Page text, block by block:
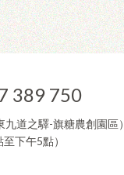
389 750
道之驛-旗糖農創園區）
下午5點）